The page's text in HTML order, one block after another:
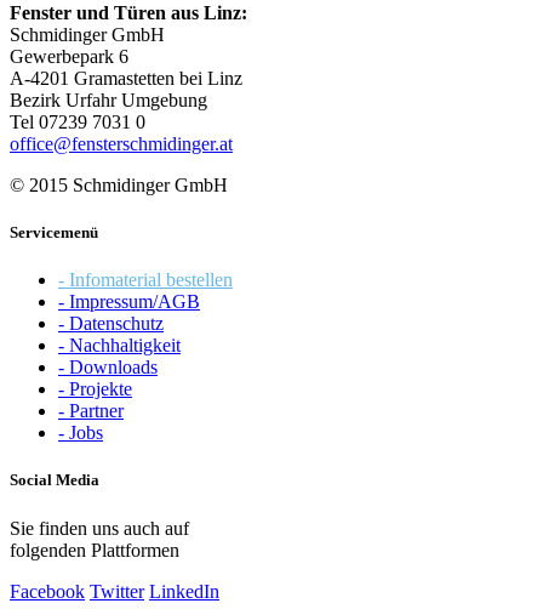
Fenster und Türen aus Linz:
Schmidinger GmbH
Gewerbepark 6
A-4201 Gramastetten bei Linz
Bezirk Urfahr Umgebung
Tel 07239 7031 0
office@fensterschmidinger.at
© 2015 Schmidinger GmbH
Servicemenü
- Infomaterial bestellen
- Impressum/AGB
- Datenschutz
- Nachhaltigkeit
- Downloads
- Projekte
- Partner
- Jobs
Social Media
Sie finden uns auch auf
folgenden Plattformen
Facebook Twitter LinkedIn